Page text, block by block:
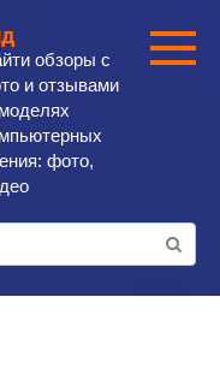
обзоры с
и отзывами
фото,